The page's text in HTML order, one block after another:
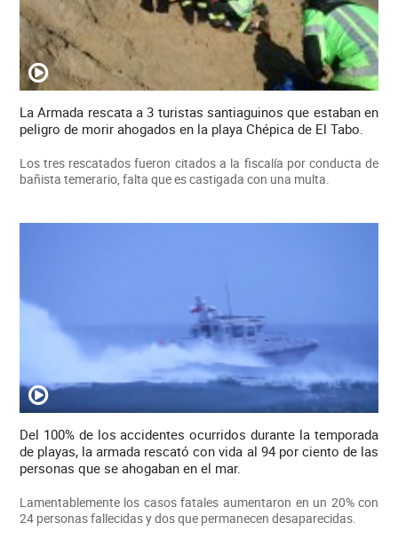
La Armada rescata a 3 turistas santiaguinos que estaban en
peligro de morir ahogados en la playa Chépica de El Tabo.
Los tres rescatados fueron citados a la fiscalía por conducta de
bañista temerario, falta que es castigada con una multa.
Del 100% de los accidentes ocurridos durante la temporada
de playas, la armada rescató con vida al 94 por ciento de las
personas que se ahogaban en el mar.
Lamentablemente los casos fatales aumentaron en un 20% con
24 personas fallecidas y dos que permanecen desaparecidas.